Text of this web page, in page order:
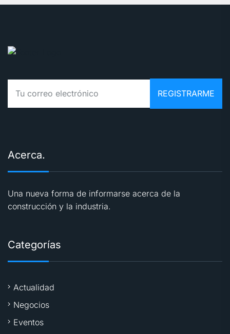
Acerca.
Una nueva forma de informarse acerca de la
construcción y la industria.
Categorías
Actualidad
Negocios
Eventos